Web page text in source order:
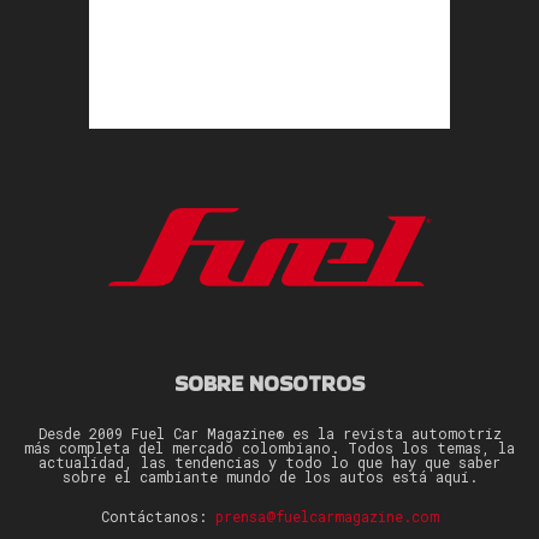
SOBRE NOSOTROS
Desde 2009 Fuel Car Magazine® es la revista automotriz
más completa del mercado colombiano. Todos los temas, la
actualidad, las tendencias y todo lo que hay que saber
sobre el cambiante mundo de los autos está aquí.
Contáctanos: prensa@fuelcarmagazine.com